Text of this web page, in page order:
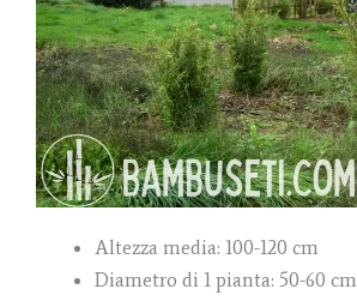
Altezza media: 100-120 cm
Diametro di 1 pianta: 50-60 cm